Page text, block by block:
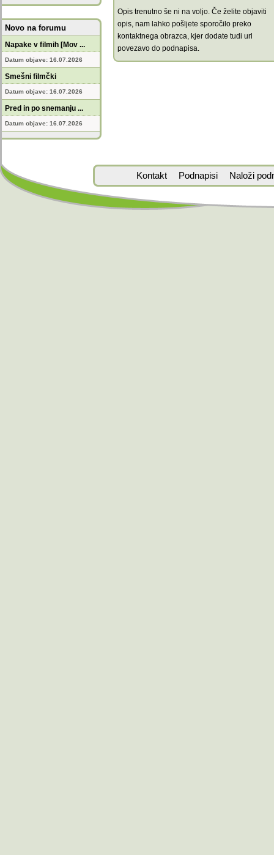
Novo na forumu
Napake v filmih [Mov ...
Datum objave: 16.07.2026
Smešni filmčki
Datum objave: 16.07.2026
Pred in po snemanju ...
Datum objave: 16.07.2026
Opis trenutno še ni na voljo. Če želite objaviti
opis, nam lahko pošljete sporočilo preko
kontaktnega obrazca, kjer dodate tudi url
povezavo do podnapisa.
Kontakt Podnapisi Naloži